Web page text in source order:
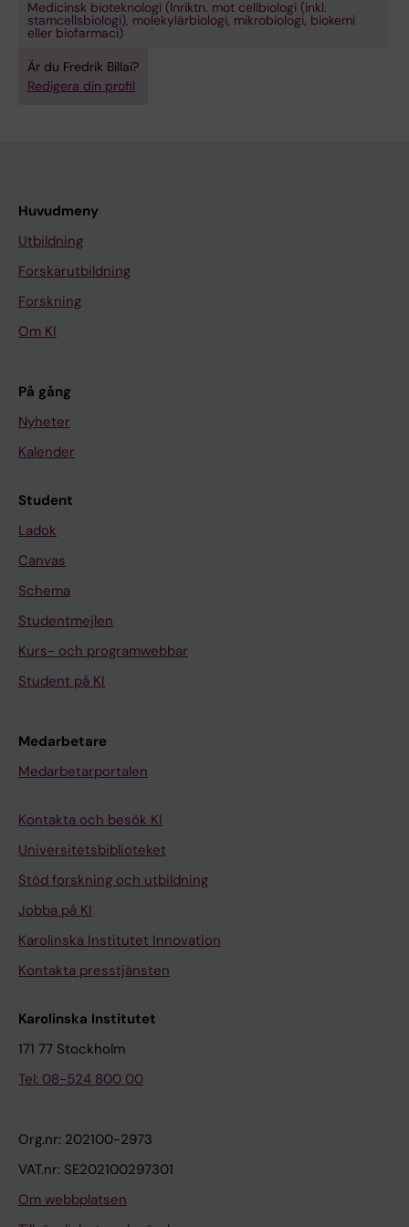
Medicinsk bioteknologi (Inriktn. mot cellbiologi (inkl.
stamcellsbiologi), molekylärbiologi, mikrobiologi, biokemi
eller biofarmaci)
Är du Fredrik Billai?
Redigera din profil
Huvudmeny
Utbildning
Forskarutbildning
Forskning
Om KI
På gång
Nyheter
Kalender
Student
Ladok
Canvas
Schema
Studentmejlen
Kurs- och programwebbar
Student på KI
Medarbetare
Medarbetarportalen
Kontakta och besök KI
Universitetsbiblioteket
Stöd forskning och utbildning
Jobba på KI
Karolinska Institutet Innovation
Kontakta presstjänsten
Karolinska Institutet
171 77 Stockholm
Tel: 08-524 800 00
Org.nr: 202100-2973
VAT.nr: SE202100297301
Om webbplatsen